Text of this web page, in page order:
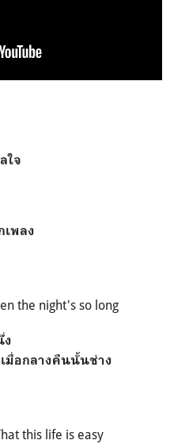
ใจ
ทเพลงสักเพลง
melody
so long
ามสักท่อนหนึ่ง
เมื่อกลางคืนนั้นช่าง
guarantee
this life is easy